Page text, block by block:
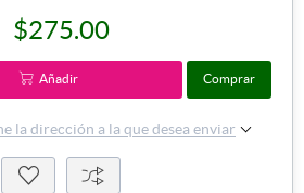
$275.00
Añadir Comprar
la dirección a la que desea enviar